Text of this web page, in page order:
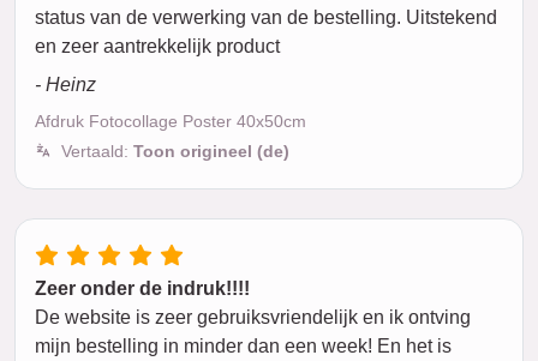
status van de verwerking van de bestelling. Uitstekend
en zeer aantrekkelijk product
- Heinz
Afdruk Fotocollage Poster 40x50cm
Vertaald: Toon origineel (de)
Zeer onder de indruk!!!!
De website is zeer gebruiksvriendelijk en ik ontving
mijn bestelling in minder dan een week! En het is